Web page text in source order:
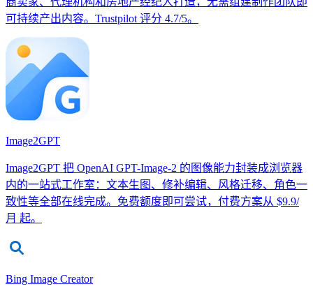
可持续产出内容。Trustpilot 评分 4.7/5。
Image2GPT
Image2GPT 把 OpenAI GPT-Image-2 的图像能力封装成浏览器
内的一站式工作室：文本生图、修补编辑、风格迁移、角色一
致性等全部在线完成。免费额度即可尝试，付费方案从 $9.9/
月 起。
Bing Image Creator